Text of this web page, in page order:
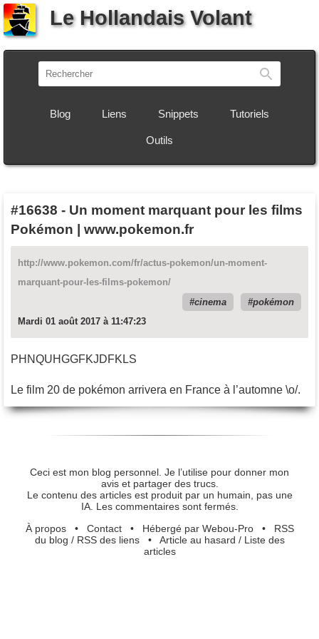
Le Hollandais Volant
Blog Liens Snippets Tutoriels
Outils
#16638 - Un moment marquant pour les films
Pokémon | www.pokemon.fr
http://www.pokemon.com/fr/actus-pokemon/un-moment-
marquant-pour-les-films-pokemon/
cinema
pokémon
Mardi 01 août 2017 à 11:47:23
PHNQUHGGFKJDFKLS
Le film 20 de pokémon arrivera en France à l’automne \o/.
Ceci est mon blog personnel. Je l’utilise pour donner mon
avis et partager des trucs.
Le contenu des articles est produit par un humain, pas une
IA. Les commentaires sont fermés.
À propos• Contact• Hébergé par Webou-Pro• RSS
du blog / RSS des liens• Article au hasard / Liste des
articles